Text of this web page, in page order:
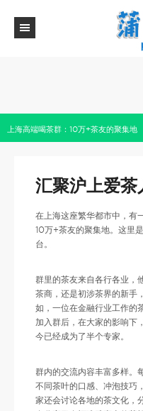
上海高端喝茶群：10万+茶友的聚集地
汇聚沪上爱
在上海这座繁华都市中，有
10万+茶友的聚集地。这里
台。
群里的茶友来自各行各业，
茶商，还是初涉茶界的新手
如，一位在金融行业工作的
加入群后，在大家的影响下
今已经成为了半个专家。
群内的交流内容丰富多样。
不同茶叶的口感、冲泡技巧
家还会讨论各地的茶文化，